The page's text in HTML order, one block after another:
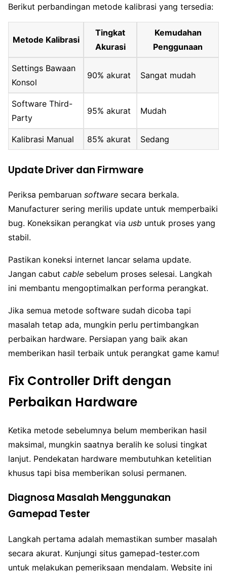
Berikut perbandingan metode kalibrasi yang tersedia:
Metode Kalibrasi
Tingkat
Akurasi
Kemudahan
Penggunaan
Settings Bawaan
Konsol
90% akurat Sangat mudah
Software Third-
Party
95% akurat Mudah
Kalibrasi Manual 85% akurat Sedang
Update Driver dan Firmware
Periksa pembaruan software secara berkala.
Manufacturer sering merilis update untuk memperbaiki
bug. Koneksikan perangkat via usb untuk proses yang
stabil.
Pastikan koneksi internet lancar selama update.
Jangan cabut cable sebelum proses selesai. Langkah
ini membantu mengoptimalkan performa perangkat.
Jika semua metode software sudah dicoba tapi
masalah tetap ada, mungkin perlu pertimbangkan
perbaikan hardware. Persiapan yang baik akan
memberikan hasil terbaik untuk perangkat game kamu!
Fix Controller Drift dengan
Perbaikan Hardware
Ketika metode sebelumnya belum memberikan hasil
maksimal, mungkin saatnya beralih ke solusi tingkat
lanjut. Pendekatan hardware membutuhkan ketelitian
khusus tapi bisa memberikan solusi permanen.
Diagnosa Masalah Menggunakan
Gamepad Tester
Langkah pertama adalah memastikan sumber masalah
secara akurat. Kunjungi situs gamepad-tester.com
untuk melakukan pemeriksaan mendalam. Website ini